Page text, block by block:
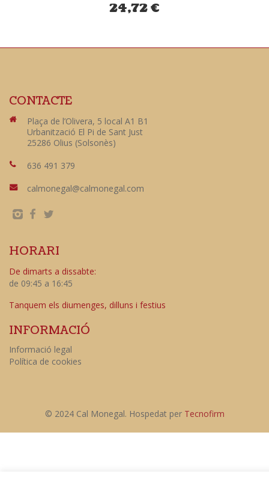
24,72€
CONTACTE
Plaça de l’Olivera, 5 local A1 B1
Urbanització El Pi de Sant Just
25286 Olius (Solsonès)
636 491 379
calmonegal@calmonegal.com
HORARI
De dimarts a dissabte:
de 09:45 a 16:45
Tanquem els diumenges, dilluns i festius
INFORMACIÓ
Informació legal
Política de cookies
© 2024 Cal Monegal. Hospedat per Tecnofirm